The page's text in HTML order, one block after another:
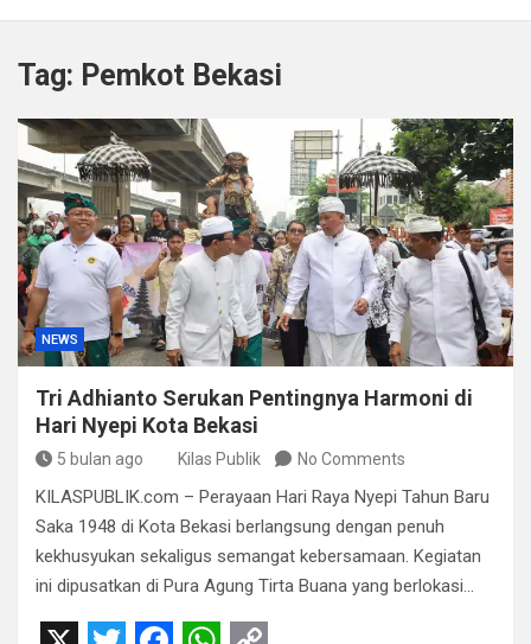
Kapolda Sumsel Tekankan Tiga Langkah Cegah
Satpol PP Bandung Tertibkan 645 Bangunan Liar dalam
Polisi Bongkar Dugaan Peredaran Sabu di Bengkulu,
Puluhan Gram Narkotika Disita
Kurir Ganja Ditangkap, Puluhan Paket Digagalkan Polisi
di Pasaman Barat
Tag: Pemkot Bekasi
NEWS
Tri Adhianto Serukan Pentingnya Harmoni di
Hari Nyepi Kota Bekasi
5 bulan ago Kilas Publik No Comments
KILASPUBLIK.com – Perayaan Hari Raya Nyepi Tahun Baru
Saka 1948 di Kota Bekasi berlangsung dengan penuh
kekhusyukan sekaligus semangat kebersamaan. Kegiatan
ini dipusatkan di Pura Agung Tirta Buana yang berlokasi…